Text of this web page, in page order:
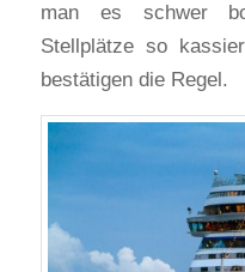
man es schwer
Stellplätze so
bestätigen die Regel.